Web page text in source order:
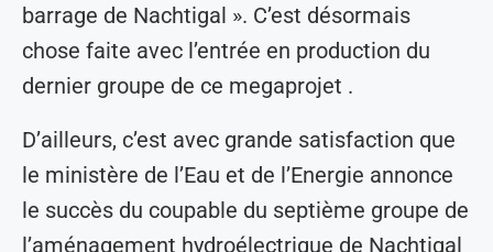
barrage de Nachtigal ». C’est désormais
chose faite avec l’entrée en production du
dernier groupe de ce megaprojet .
D’ailleurs, c’est avec grande satisfaction que
le ministère de l’Eau et de l’Energie annonce
le succès du coupable du septième groupe de
l’aménagement hydroélectrique de Nachtigal